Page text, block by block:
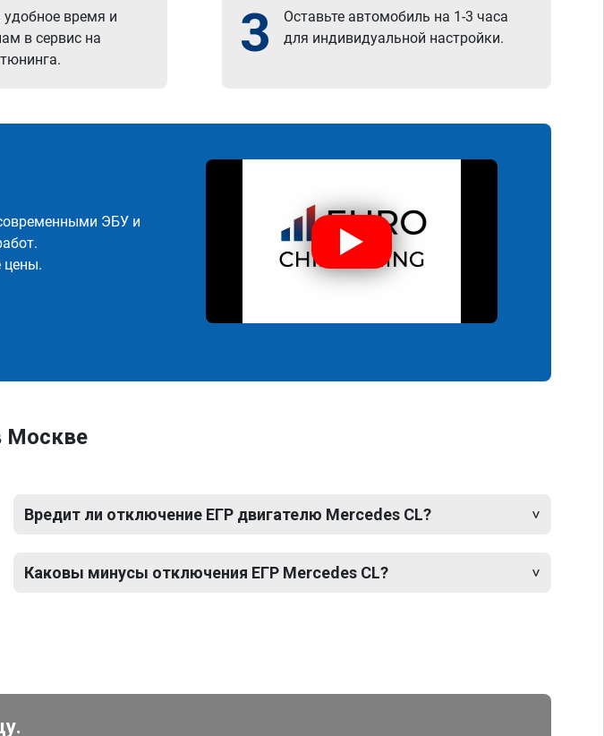
время и
в сервис на
3
Оставьте автомобиль на 1-3 часа
для индивидуальной настройки.
ЭБУ и
цены.
Москве
Вредит ли отключение ЕГР двигателю Mercedes CL?
Каковы минусы отключения ЕГР Mercedes CL?